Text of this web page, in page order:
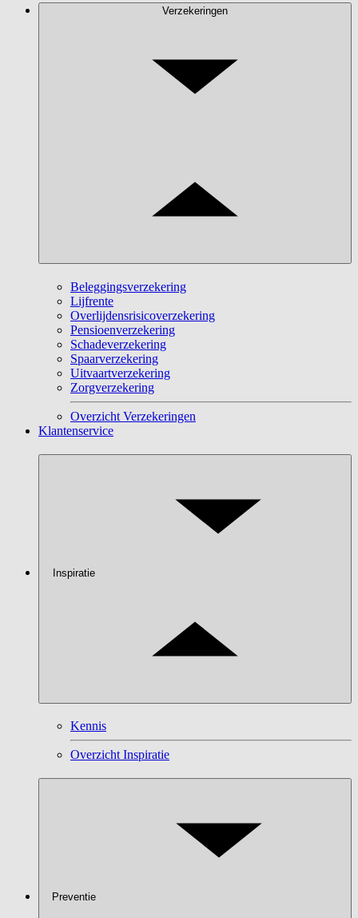
Verzekeringen
Beleggingsverzekering
Lijfrente
Overlijdensrisicoverzekering
Pensioenverzekering
Schadeverzekering
Spaarverzekering
Uitvaartverzekering
Zorgverzekering
Overzicht Verzekeringen
Klantenservice
Inspiratie
Kennis
Overzicht Inspiratie
Preventie